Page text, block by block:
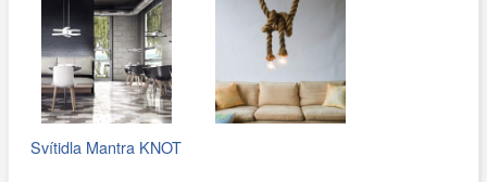
Svítidla Mantra KNOT